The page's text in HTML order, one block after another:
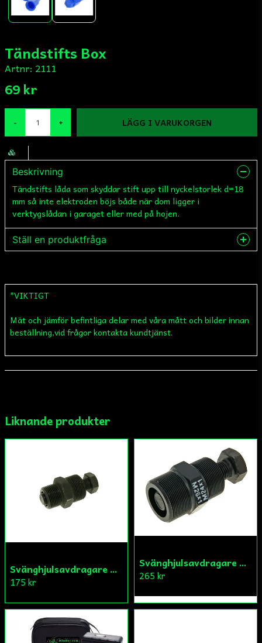
Tändstifts Box
Artnr: 2111
69 kr
- + LÄGG I VARUKORGEN
Beskrivning
Tändstifts låda som skyddar stift upp till nyckelstorlek d=18
mm så inte elektroden böjs både när dom ligger i
verktygslådan i garaget eller med på hojen.
Ställ en produktfråga
name
Namn
email
Skicka fråga
*VIKTIGT
Mät och jämför befintliga delar med våra mått och bilder innan
beställning,vid frågor kontakta kundtjänst.
Liknande produkter
Svänghjulsavdragare M22/M26x1,5
175 kr
Svänghjulsavdragare M24/M26x1,0
265 kr